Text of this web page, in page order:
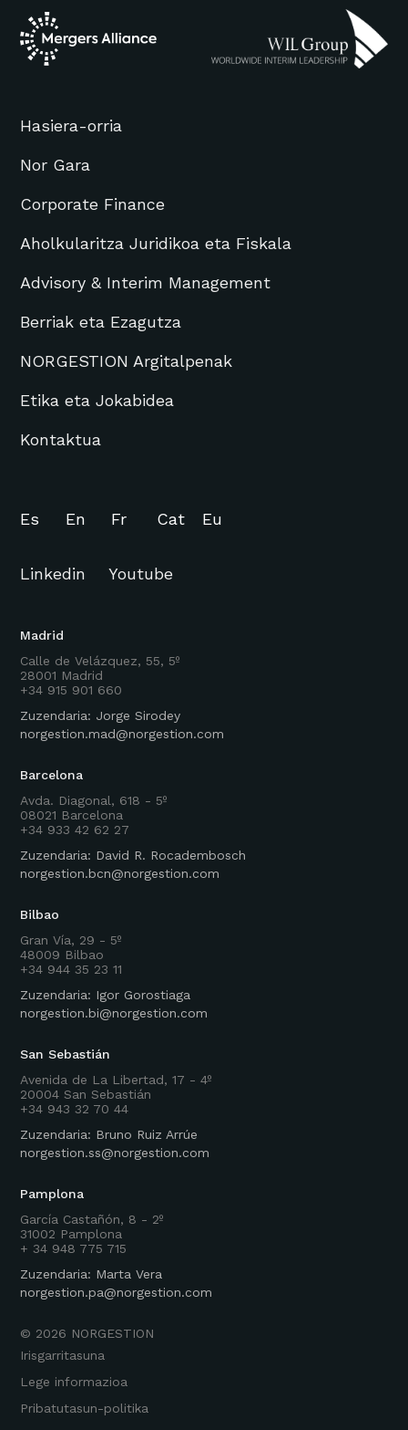
Hasiera-orria
Nor Gara
Corporate Finance
Aholkularitza Juridikoa eta Fiskala
Advisory & Interim Management
Berriak eta Ezagutza
NORGESTION Argitalpenak
Etika eta Jokabidea
Kontaktua
Madrid
Calle de Velázquez, 55, 5º
28001 Madrid
+34 915 901 660
Zuzendaria: Jorge Sirodey
norgestion.mad@norgestion.com
Barcelona
Avda. Diagonal, 618 - 5º
08021 Barcelona
+34 933 42 62 27
Zuzendaria: David R. Rocadembosch
norgestion.bcn@norgestion.com
Bilbao
Gran Vía, 29 - 5º
48009 Bilbao
+34 944 35 23 11
Zuzendaria: Igor Gorostiaga
norgestion.bi@norgestion.com
San Sebastián
Avenida de La Libertad, 17 - 4º
20004 San Sebastián
+34 943 32 70 44
Zuzendaria: Bruno Ruiz Arrúe
norgestion.ss@norgestion.com
Pamplona
García Castañón, 8 - 2º
31002 Pamplona
+ 34 948 775 715
Zuzendaria: Marta Vera
norgestion.pa@norgestion.com
Es En Fr Cat Eu
Linkedin Youtube
Irisgarritasuna
Lege informazioa
Pribatutasun-politika
© 2026 NORGESTION